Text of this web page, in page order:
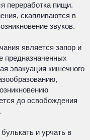
переработка пищи.
скапливаются в
звуков.
является запор и
предназначенных
эвакуация кишечного
до освобождения
и урчать в